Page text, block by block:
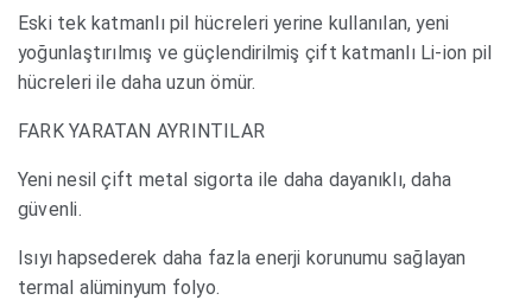
Eski tek katmanlı pil hücreleri yerine kullanılan, yeni
yoğunlaştırılmış ve güçlendirilmiş çift katmanlı Li-ion pil
hücreleri ile daha uzun ömür.
FARK YARATAN AYRINTILAR
Yeni nesil çift metal sigorta ile daha dayanıklı, daha
güvenli.
Isıyı hapsederek daha fazla enerji korunumu sağlayan
termal alüminyum folyo.